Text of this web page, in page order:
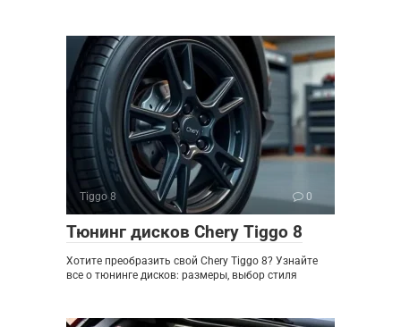
Tiggo 8 0
Тюнинг дисков Chery Tiggo 8
Хотите преобразить свой Chery Tiggo 8? Узнайте
все о тюнинге дисков: размеры, выбор стиля